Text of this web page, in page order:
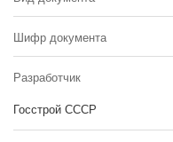
Шифр документа
Разработчик
Госстрой СССР